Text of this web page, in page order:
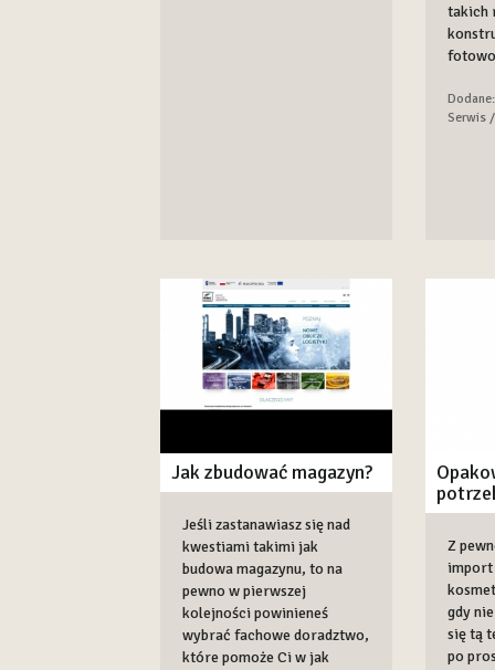
takich
Serwis
Jak zbudować magazyn?
Jeśli zastanawiasz się nad
kwestiami takimi jak
budowa magazynu, to na
pewno w pierwszej
kolejności powinieneś
wybrać fachowe doradztwo,
które pomoże Ci w jak
Z
import
gdy
się tą
po